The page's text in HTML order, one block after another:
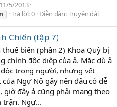
11/5/2013
Trả lời: 0 Diễn đàn:Truyện dài
Chiến (tập 7)
thuế biến (phần 2) Khoa Quỳ bị
chính độc diệp của ả. Mặc dù ả
trong người, nhưng vết
Ngự Nô gây nên đâu có dễ
giờ đây ả cũng phải mang theo
trận. Ngự...